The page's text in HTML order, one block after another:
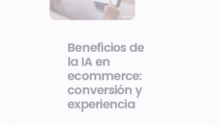
Beneficios de
la IA en
ecommerce:
conversión y
experiencia